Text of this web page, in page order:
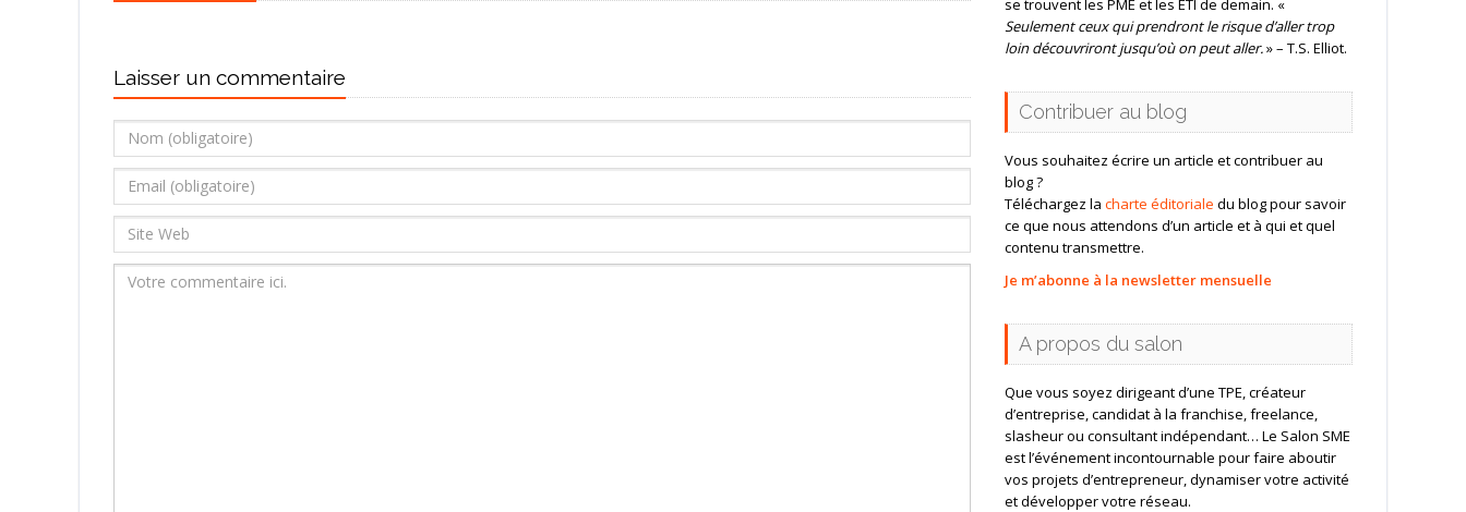
Laisser un commentaire
se trouvent les PME et les ETI de demain. «
Seulement ceux qui prendront le risque d’aller trop
loin découvriront jusqu’où on peut aller.» – T.S. Elliot.
Contribuer au blog
Vous souhaitez écrire un article et contribuer au
blog ?
Téléchargez lacharte éditoriale du blog pour savoir
ce que nous attendons d’un article et à qui et quel
contenu transmettre.
Je m’abonne à la newsletter mensuelle
A propos du salon
Que vous soyez dirigeant d’une TPE, créateur
d’entreprise, candidat à la franchise, freelance,
slasheur ou consultant indépendant… Le Salon SME
est l’événement incontournable pour faire aboutir
vos projets d’entrepreneur, dynamiser votre activité
et développer votre réseau.